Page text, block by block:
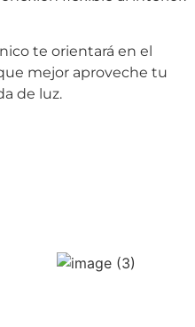
te orientará en el
mejor aproveche tu
de luz.